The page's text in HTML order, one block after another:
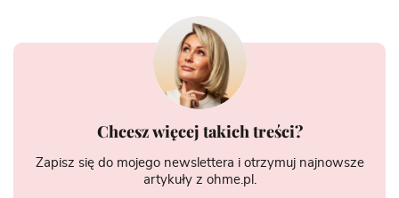
Chcesz więcej takich treści?
Zapisz się do mojego newslettera i otrzymuj najnowsze
artykuły z ohme.pl.